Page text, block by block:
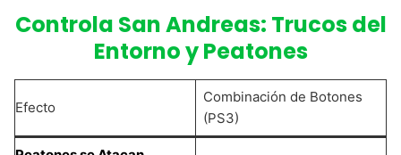
Controla San Andreas: Trucos del
Entorno y Peatones
Efecto
Combinación de Botones
(PS3)